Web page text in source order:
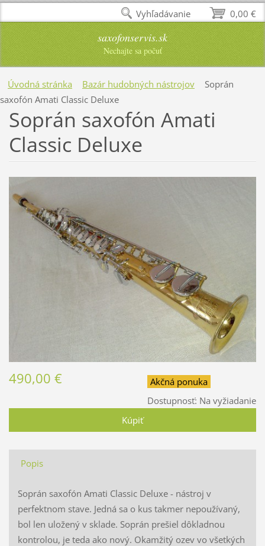
saxofonservis.sk
Nechajte sa počuť
Úvodná stránka Bazár hudobných nástrojov
Soprán
saxofón Amati Classic Deluxe
Soprán saxofón Amati
Classic Deluxe
Akčná ponuka
Dostupnosť: Na vyžiadanie
490,00 €
Popis
Soprán saxofón Amati Classic Deluxe - nástroj v
perfektnom stave. Jedná sa o kus takmer nepoužívaný,
bol len uložený v sklade. Soprán prešiel dôkladnou
kontrolou, je teda ako nový. Okamžitý ozev vo všetkých
0,00 €
Vyhľadávanie